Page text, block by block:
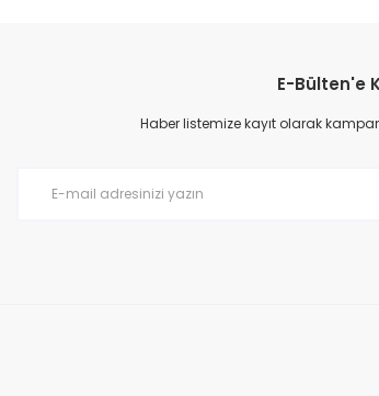
Ürün resmi kalitesiz, bozuk veya görüntülenemiyor.
Ürün açıklamasında eksik bilgiler bulunuyor.
E-Bülten'e
Haber listemize kayıt olarak